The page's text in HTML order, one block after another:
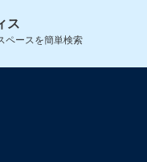
ス
ペースを簡単検索